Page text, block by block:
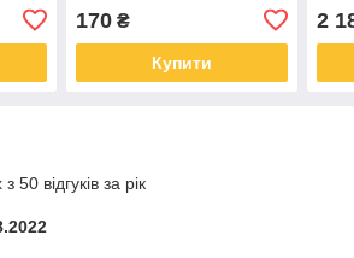
зошитів, документів /
Органайзер в шухляду та
170₴
Купити
2
50 відгуків за рік